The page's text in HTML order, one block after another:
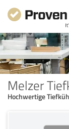
Melzer
Hochwertige